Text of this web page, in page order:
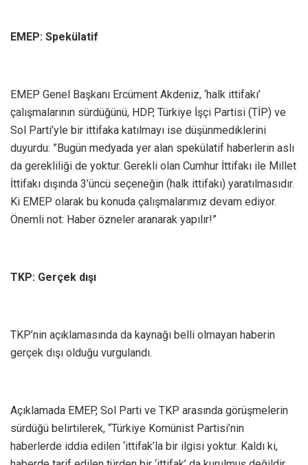
EMEP: Spekülatif
EMEP Genel Başkanı Ercüment Akdeniz, ‘halk ittifakı’
çalışmalarının sürdüğünü, HDP, Türkiye İşçi Partisi (TİP) ve
Sol Parti’yle bir ittifaka katılmayı ise düşünmediklerini
duyurdu: ”Bugün medyada yer alan spekülatif haberlerin aslı
da gerekliliği de yoktur. Gerekli olan Cumhur İttifakı ile Millet
İttifakı dışında 3’üncü seçeneğin (halk ittifakı) yaratılmasıdır.
Ki EMEP olarak bu konuda çalışmalarımız devam ediyor.
Önemli not: Haber özneler aranarak yapılır!”
TKP: Gerçek dışı
TKP’nin açıklamasında da kaynağı belli olmayan haberin
gerçek dışı olduğu vurgulandı.
Açıklamada EMEP, Sol Parti ve TKP arasında görüşmelerin
sürdüğü belirtilerek, “Türkiye Komünist Partisi’nin
haberlerde iddia edilen ‘ittifak’la bir ilgisi yoktur. Kaldı ki,